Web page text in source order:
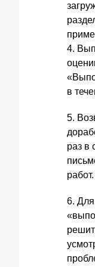
4.
в
5.
раз в
работ.
6. Для